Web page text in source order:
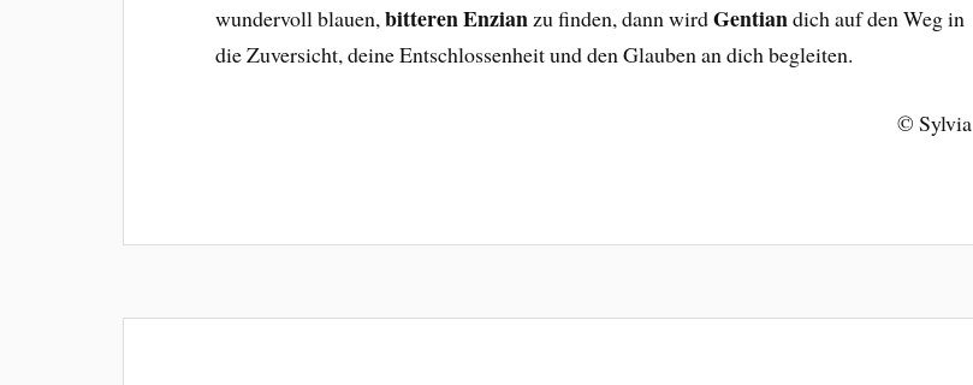
wundervoll blauen,bitteren Enzian zu finden, dann wirdGentiandich auf den Weg in
die Zuversicht, deine Entschlossenheit und den Glauben an dich begleiten.
© Sylvia